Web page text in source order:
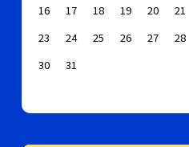
16
17 18 19 20 21
23
24 25 26 27 28
30
31